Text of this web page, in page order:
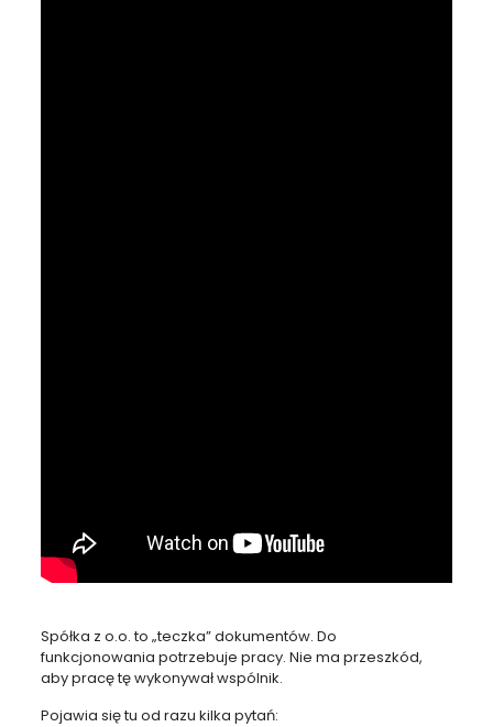
Spółka z o.o. to „teczka” dokumentów. Do
funkcjonowania potrzebuje pracy. Nie ma przeszkód,
aby pracę tę wykonywał wspólnik.
Pojawia się tu od razu kilka pytań: